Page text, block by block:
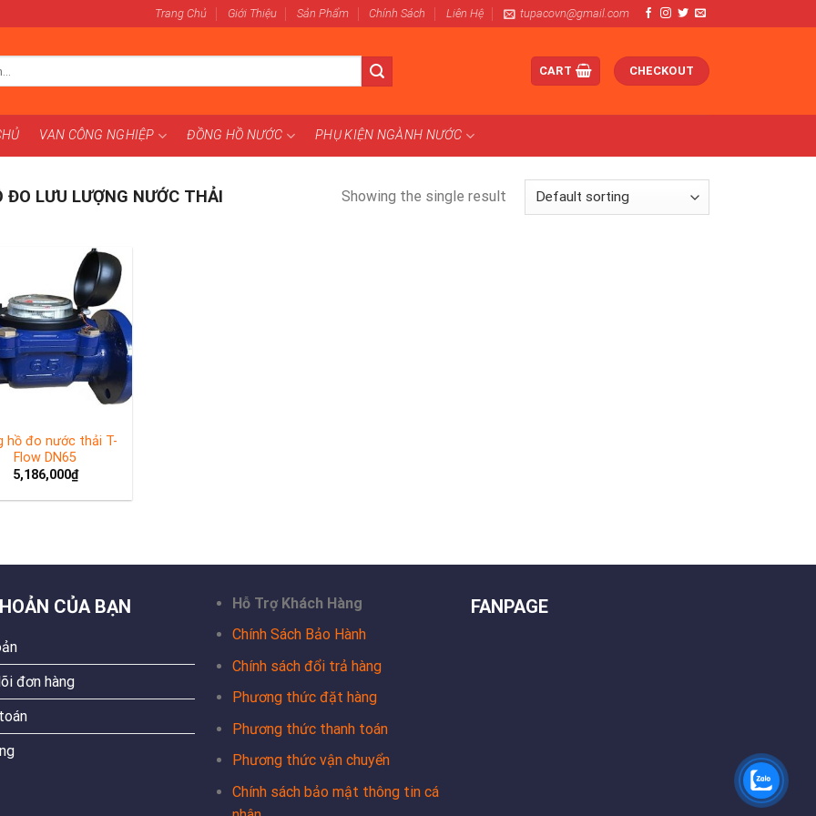
Trang Chủ Giới Thiệu Sản Phẩm Chính Sách Liên Hệ tupacovn@gmail.com
CART CHECKOUT
VAN CÔNG NGHIỆP ĐỒNG HỒ NƯỚC PHỤ KIỆN NGÀNH NƯỚC
ĐO LƯU LƯỢNG NƯỚC THẢI Showing the single result
hồ đo nước thải T-
Flow DN65
5,186,000₫
CỦA BẠN
đơn hàng
Hỗ Trợ Khách Hàng
Chính Sách Bảo Hành
Chính sách đổi trả hàng
Phương thức đặt hàng
Phương thức thanh toán
Phương thức vận chuyển
Chính sách bảo mật thông tin cá
FANPAGE